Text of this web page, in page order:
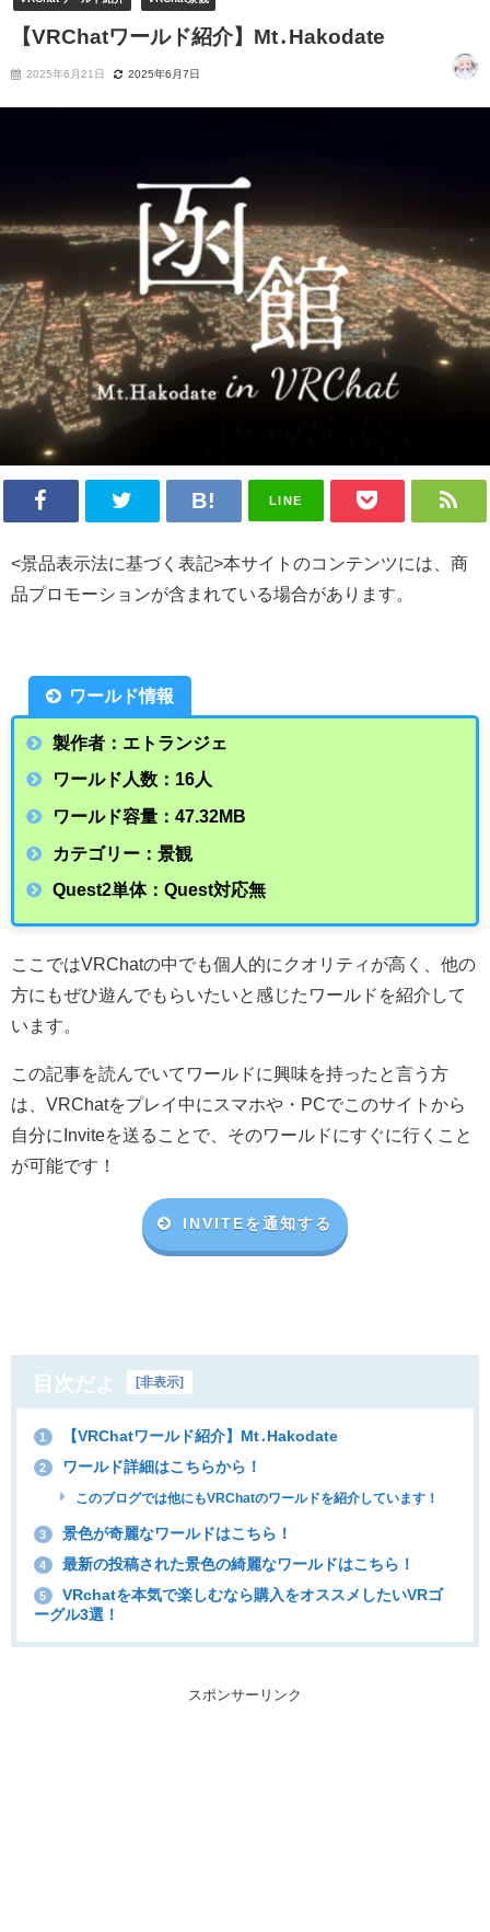
【VRChatワールド紹介】Mt․Hakodate
2025年6月21日 2025年6月7日
LINE
<景品表示法に基づく表記>本サイトのコンテンツには、商
品プロモーションが含まれている場合があります。
ワールド情報
製作者：エトランジェ
ワールド人数：16人
ワールド容量：47.32 MB
カテゴリー：景観
Quest2単体：Quest対応無
ここではVRChatの中でも個人的にクオリティが高く、他の
方にもぜひ遊んでもらいたいと感じたワールドを紹介して
います。
この記事を読んでいてワールドに興味を持ったと言う方
は、VRChatをプレイ中にスマホや・ PCでこのサイトから
自分にInviteを送ることで、そのワールドにすぐに行くこと
が可能です！
INVITEを通知する
目次だよ [非表示]
1 【VRChatワールド紹介】Mt․Hakodate
2 ワールド詳細はこちらから！
このブログでは他にもVRChatのワールドを紹介しています！
3 景色が奇麗なワールドはこちら！
4 最新の投稿された景色の綺麗なワールドはこちら！
5
VRchatを本気で楽しむなら購入をオススメしたいVRゴ
ーグル3選！
スポンサーリンク